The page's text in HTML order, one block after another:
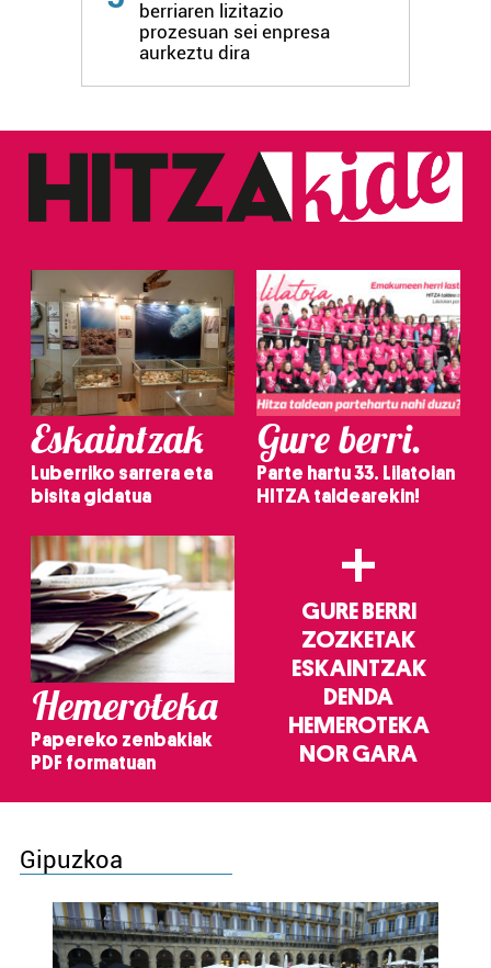
berriaren lizitazio
prozesuan sei enpresa
aurkeztu dira
Eskaintzak
Luberriko sarrera eta
bisita gidatua
Gure berri.
Parte hartu 33. Lilatoian
HITZA taldearekin!
Hemeroteka
Papereko zenbakiak
PDF formatuan
+
GURE BERRI
ZOZKETAK
ESKAINTZAK
DENDA
HEMEROTEKA
NOR GARA
Gipuzkoa